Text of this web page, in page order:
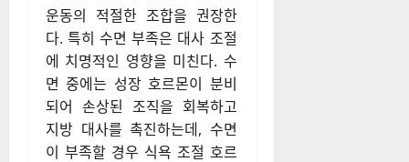
무리한 고강도 운동은 코르티솔
호르몬의 과도한 분비를 초래하
여 오히려 복부 지방 축적을 유
도하고 근육 분해를 가속화할
위험이 있다. 현재 스포츠 의학
계에서는 정체기 극복을 위해